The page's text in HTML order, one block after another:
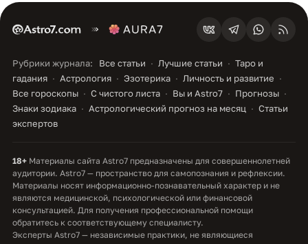
Рубрики журнала: Все статьи Лучшие статьи
Таро и
гадания
Астрология Эзотерика
Личность и развитие
Все гороскопы
С чистого листа Вы и Astro7
Прогнозы
Знаки зодиака
Астрологический прогноз на месяц
Статьи
экспертов
18+ Материалы сайта Astro7 предназначены для совершеннолетней
аудитории. Astro7 — пространство для самопознания и рефлексии.
Материалы носят информационно-познавательный характер и не
являются медицинской, психологической или финансовой
консультацией. Для получения профессиональной помощи
обратитесь к соответствующему специалисту.
Эксперты Astro7 — независимые практики, не являющиеся